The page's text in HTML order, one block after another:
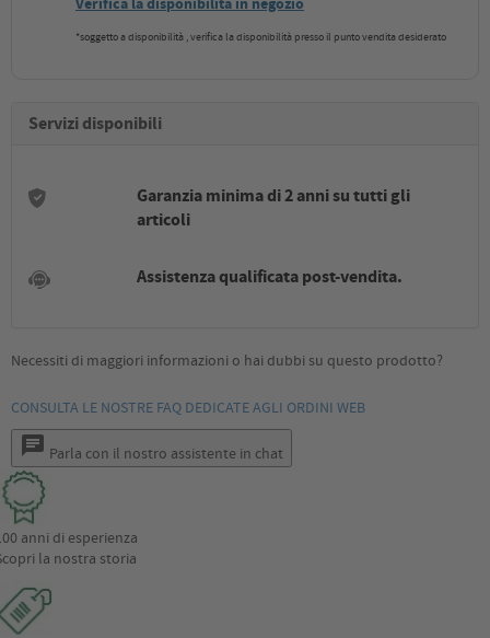
*soggetto a disponibilità , verifica la disponibilità presso il punto vendita desiderato
Servizi disponibili
Garanzia minima di 2 anni su tutti gli
articoli
Assistenza qualificata post-vendita.
Necessiti di maggiori informazioni o hai dubbi su questo prodotto?
CONSULTA LE NOSTRE FAQ DEDICATE AGLI ORDINI WEB
chat Parla con il nostro assistente in chat
anni di esperienza
la nostra storia